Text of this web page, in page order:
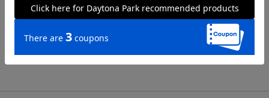
FREAK'S STORE
【Beach & Festival】別
リーキャミソール<水陸両
4,717円 41%OFF
FREAK'S STORE
【Beach & Festival】別
4,717
FREAK'S STORE
【Beach & Festival】別
注 4点セット リバーシブ
ルレースアップセパレー
ト<巾着バッグ・シュシュ
41%OFF